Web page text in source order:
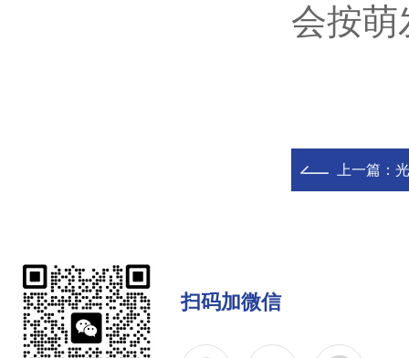
会按萌
上一篇：
扫码加微信